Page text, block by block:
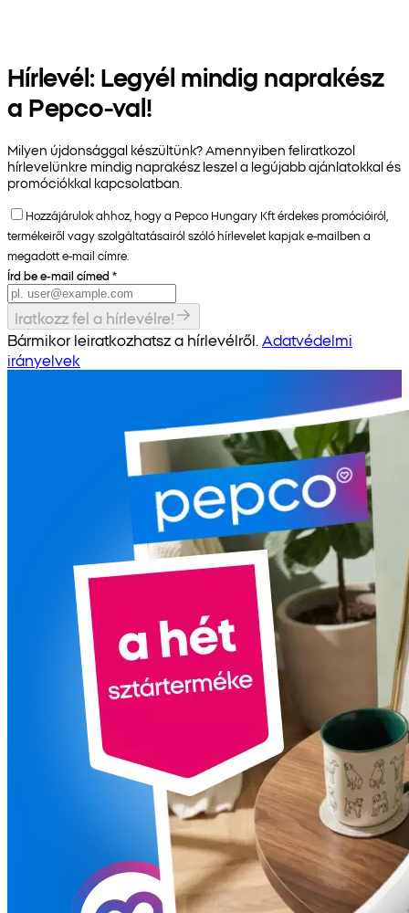
Hírlevél: Legyél mindig naprakész
a Pepco-val!
Milyen újdonsággal készültünk? Amennyiben feliratkozol
hírlevelünkre mindig naprakész leszel a legújabb ajánlatokkal és
promóciókkal kapcsolatban.
Hozzájárulok ahhoz, hogy a Pepco Hungary Kft érdekes promócióiról,
termékeiről vagy szolgáltatásairól szóló hírlevelet kapjak e-mailben a
megadott e-mail címre.
Írd be e-mail címed *
Iratkozz fel a hírlevélre!
Bármikor leiratkozhatsz a hírlevélről. Adatvédelmi
irányelvek